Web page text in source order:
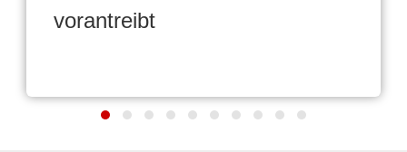
vorantreibt